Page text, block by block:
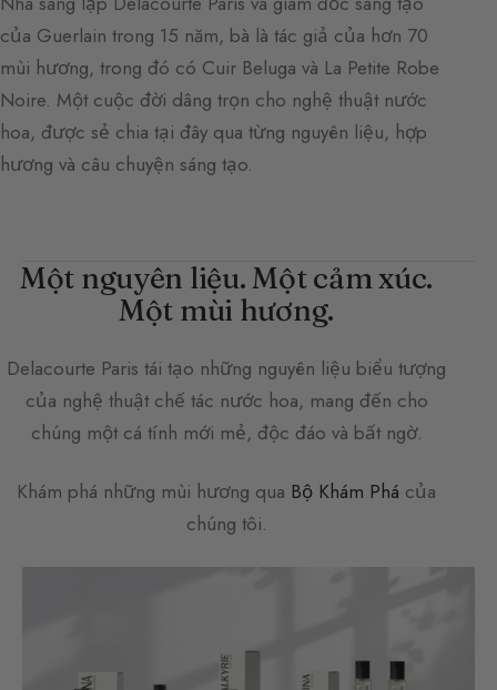
của Guerlain trong 15 năm, bà là tác giả của hơn 70
mùi hương, trong đó có Cuir Beluga và La Petite Robe
Noire. Một cuộc đời dâng trọn cho nghệ thuật nước
hoa, được sẻ chia tại đây qua từng nguyên liệu, hợp
hương và câu chuyện sáng tạo.
Một nguyên liệu. Một cảm xúc.
Một mùi hương.
Delacourte Paris tái tạo những nguyên liệu biểu tượng
của nghệ thuật chế tác nước hoa, mang đến cho
chúng một cá tính mới mẻ, độc đáo và bất ngờ.
Khám phá những mùi hương qua Bộ Khám Phá của
chúng tôi.